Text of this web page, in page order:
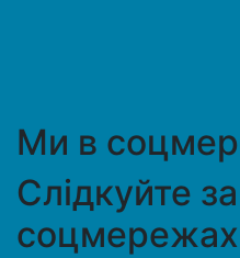
Ми в
Слідкуйте